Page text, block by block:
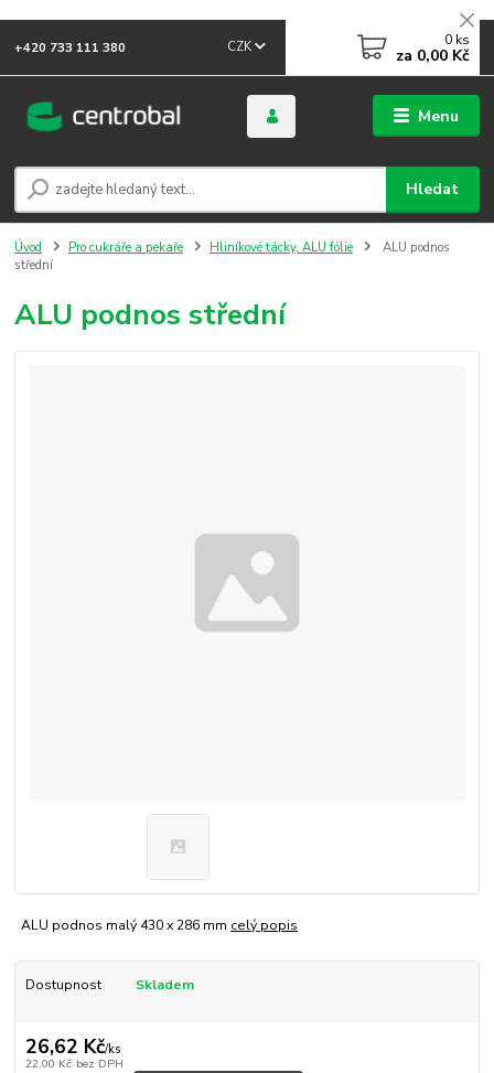
Menu
CZK
Hledat
+420 733 111 380 0 ks
za 0,00 Kč
Úvod Pro cukráře a pekaře Hliníkové tácky, ALU fólie
ALU podnos
střední
ALU podnos střední
ALU podnos malý 430 x 286 mm celý popis
Dostupnost Skladem
26,62 Kč/ks
22,00 Kč bez DPH